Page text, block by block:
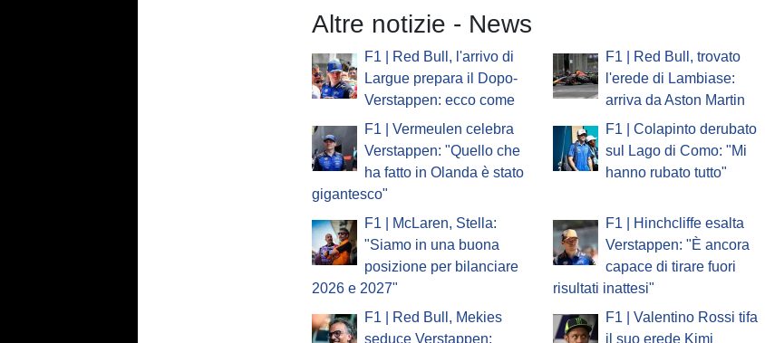
Altre notizie - News
F1 | Red Bull, l'arrivo di
Largue prepara il Dopo-
Verstappen: ecco come
F1 | Red Bull, trovato
l'erede di Lambiase:
arriva da Aston Martin
F1 | Vermeulen celebra
Verstappen: "Quello che
ha fatto in Olanda è stato
gigantesco"
F1 | Colapinto derubato
sul Lago di Como: "Mi
hanno rubato tutto"
F1 | McLaren, Stella:
"Siamo in una buona
posizione per bilanciare
2026 e 2027"
F1 | Hinchcliffe esalta
Verstappen: "È ancora
capace di tirare fuori
risultati inattesi"
F1 | Red Bull, Mekies
seduce Verstappen:
F1 | Valentino Rossi tifa
il suo erede Kimi